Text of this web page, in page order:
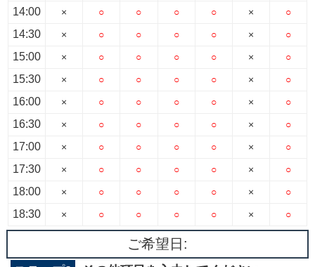
14:00
14:30
15:00
15:30
16:00
16:30
17:00
17:30
18:00
18:30
×
×
×
×
×
×
×
×
×
×
○
○
○
○
○
○
○
○
○
○
○
○
○
○
○
○
○
○
○
○
○
○
○
○
○
○
○
○
○
○
○
○
○
○
○
○
○
○
○
○
×
×
×
×
×
×
×
×
×
×
○
○
○
○
○
○
○
○
○
○
ご希望日: